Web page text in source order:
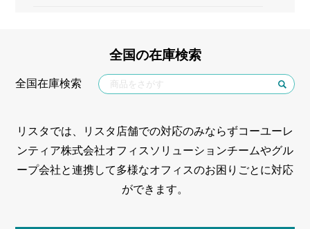
全国の在庫検索
全国在庫検索
リスタでは、リスタ店舗での対応のみならずコーユーレ
ンティア株式会社オフィスソリューションチームやグル
ープ会社と連携して多様なオフィスのお困りごとに対応
ができます。